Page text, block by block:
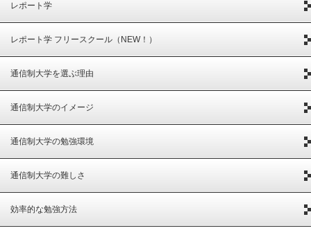
レポート学
レポート学 フリースクール（NEW！）
通信制大学を選ぶ理由
通信制大学のイメージ
通信制大学の勉強環境
通信制大学の難しさ
効率的な勉強方法